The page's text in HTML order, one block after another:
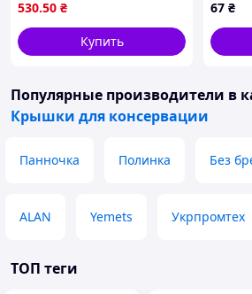
закрытия банок
530.50 ₴
Купить
67 ₴
Популярные производители в
Крышки для консервации
Панночка Полинка Без
ALAN Yemets Укрпромтех
ТОП теги